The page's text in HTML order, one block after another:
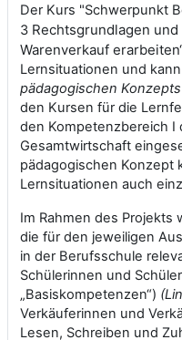
Der Kurs "Schwerpunkt
3 Rechtsgrundlagen
Warenverkauf
Lernsituationen und
pädagogischen
den Kursen für die
den Kompetenzbereich I
Gesamtwirtschaft
pädagogischen Konzept
Lernsituationen auch
Im Rahmen des
die für den jeweiligen
in der Berufsschule
Schülerinnen und
„Basiskompetenzen“)
Verkäuferinnen und
Lesen, Schreiben und